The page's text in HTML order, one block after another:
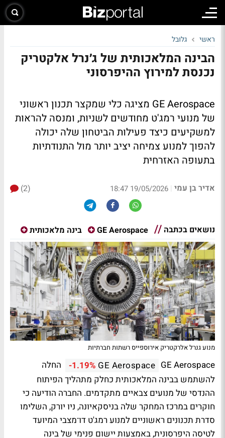
ראשי גלובל
הבינה המלאכותית של ג׳נרל אלקטריק
נכנסת למירוץ ההיפרסוני
GE Aerospace מציגה כלי שמקצר תכנון ראשוני
של מנועי רמג'ט מחודשים לשניות, ומנסה להראות
למשקיעים כיצד פעילות הביטחון שלה יכולה
להפוך למנוע צמיחה יציב יותר מול התנודתיות
בתעופה האזרחית
אדיר בן עמי |
19/05/2026 18:47
(2)
נושאים בכתבה GE Aerospace בינה מלאכותית
מנוע גנרל אלרקטריק אירוספייס רשתות חברתיות
GE Aerospace
GE Aerospace
-1.19%
החלה
להשתמש בבינה המלאכותית כחלק מתהליך הפיתוח
ההנדסי של מנועים צבאיים מתקדמים. החברה הודיעה כי
חוקרים במרכז המחקר שלה בניסקאיונה, ניו יורק, השלימו
סדרת תכנונים ראשוניים למנוע רמג'ט דו־מצבי המיועד
לטיסה היפרסונית, באמצעות יישום פנימי של בינה